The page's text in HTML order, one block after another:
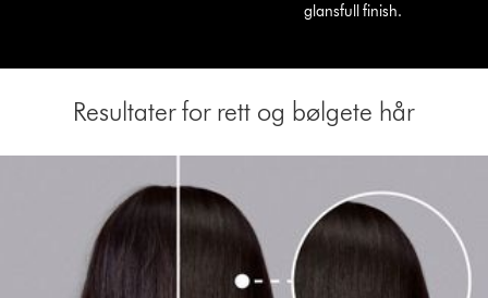
glansfull finish.
Resultater for rett og bølgete hår